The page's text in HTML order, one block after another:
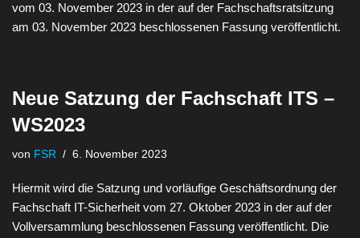
vom 03. November 2023 in der auf der Fachschaftsratsitzung
am 03. November 2023 beschlossenen Fassung veröffentlicht.
Neue Satzung der Fachschaft ITS –
WS2023
von FSR 6. November 2023
Hiermit wird die Satzung und vorläufige Geschäftsordnung der
Fachschaft IT-Sicherheit vom 27. Oktober 2023 in der auf der
Vollversammlung beschlossenen Fassung veröffentlicht. Die